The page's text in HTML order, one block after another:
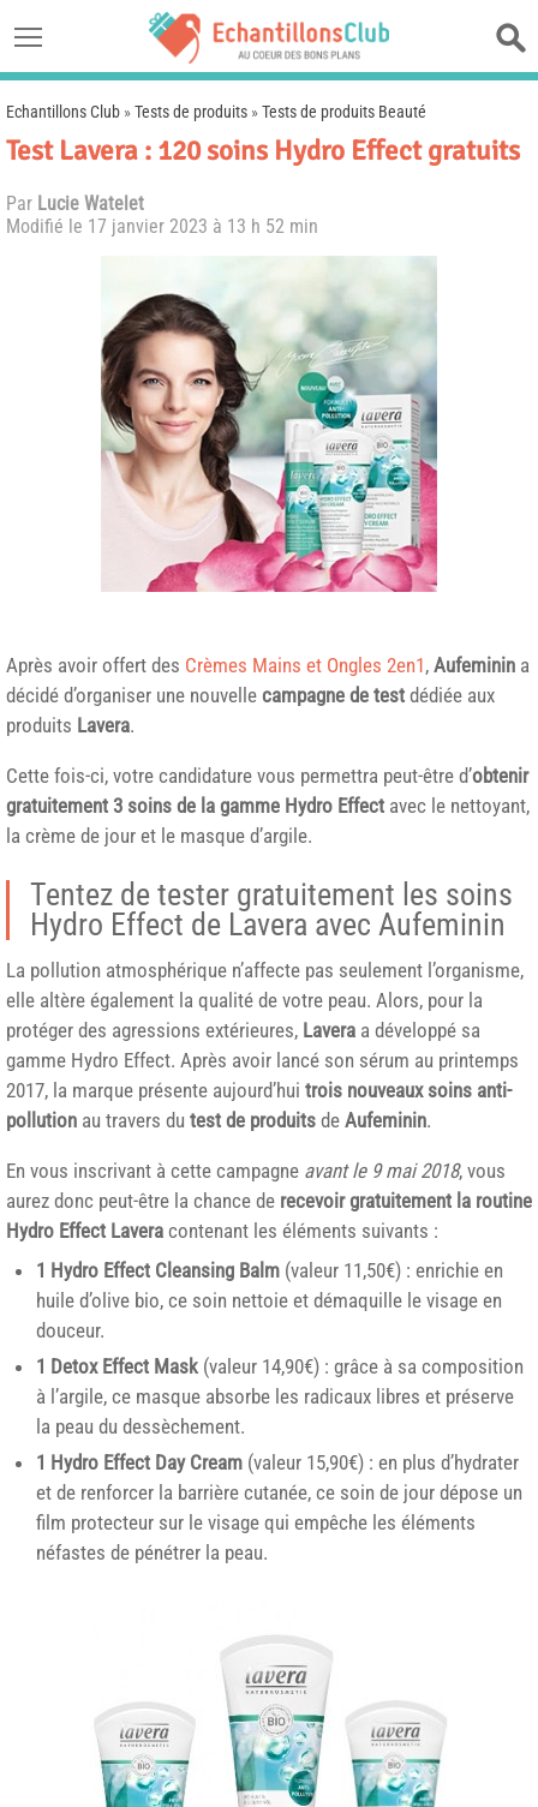
Echantillons Club »Tests de produits »Tests de produits Beauté
Test Lavera : 120 soins Hydro Effect gratuits
Par Lucie Watelet
Modifié le 17 janvier 2023 à 13 h 52 min
Après avoir offert des Crèmes Mains et Ongles 2en1, Aufeminin a
décidé d’organiser une nouvelle campagne de test dédiée aux
produits Lavera.
Cette fois-ci, votre candidature vous permettra peut-être d’obtenir
gratuitement 3 soins de la gamme Hydro Effect avec le nettoyant,
la crème de jour et le masque d’argile.
Tentez de tester gratuitement les soins
Hydro Effect de Lavera avec Aufeminin
La pollution atmosphérique n’affecte pas seulement l’organisme,
elle altère également la qualité de votre peau. Alors, pour la
protéger des agressions extérieures, Lavera a développé sa
gamme Hydro Effect. Après avoir lancé son sérum au printemps
2017, la marque présente aujourd’hui trois nouveaux soins anti-
pollution au travers du test de produits de Aufeminin.
En vous inscrivant à cette campagne avant le 9 mai 2018, vous
aurez donc peut-être la chance de recevoir gratuitement la routine
Hydro Effect Lavera contenant les éléments suivants :
1 Hydro Effect Cleansing Balm (valeur 11,50€) : enrichie en
huile d’olive bio, ce soin nettoie et démaquille le visage en
douceur.
1 Detox Effect Mask(valeur 14,90€) : grâce à sa composition
à l’argile, ce masque absorbe les radicaux libres et préserve
la peau du dessèchement.
1 Hydro Effect Day Cream (valeur 15,90€) : en plus d’hydrater
et de renforcer la barrière cutanée, ce soin de jour dépose un
film protecteur sur le visage qui empêche les éléments
néfastes de pénétrer la peau.